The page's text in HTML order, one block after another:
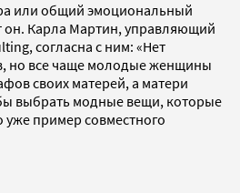
или общий эмоциональный
он. Карла Мартин, управляющий
согласна с ним: «Нет
но все чаще молодые женщины
своих матерей, а матери
выбрать модные вещи, которые
уже пример совместного